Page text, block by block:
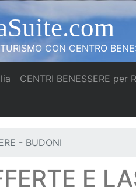
CON CENTRO
(current)
CENTRI BENESSERE per
- BUDONI
E